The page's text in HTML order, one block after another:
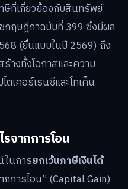
ษีที่เกี่ยวข้องกับสินทรัพย์
กฤษฎีกาฉบับที่ 399 ซึ่งมีผล
(ยื่นแบบในปี 2569) ถึง
างทั้งโอกาสและความ
เคอร์เรนซีและโทเค็น
รจากการโอน
ในการยกเว้นภาษีเงินได้
การโอน” (Capital Gain)